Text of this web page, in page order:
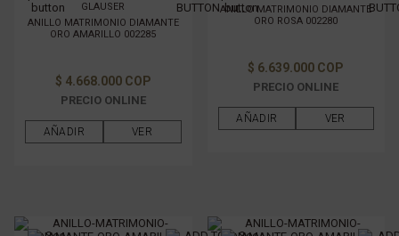
GLAUSER
ANILLO MATRIMONIO DIAMANTE
ORO AMARILLO 002285
$ 4.668.000 COP
PRECIO ONLINE
AÑADIR VER
ANILLO MATRIMONIO DIAMANTE
ORO ROSA 002280
$ 6.639.000 COP
PRECIO ONLINE
AÑADIR VER